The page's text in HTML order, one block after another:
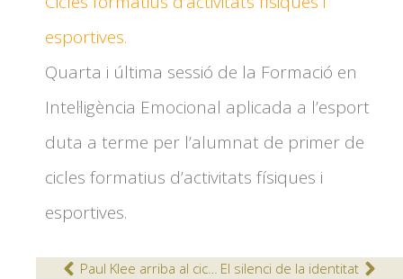
esportives.
Quarta i última sessió de la Formació en
Intel·ligència Emocional aplicada a l’esport
duta a terme per l’alumnat de primer de
cicles formatius d’activitats físiques i
esportives.
Paul Klee arriba al cicle inicial El silenci de la identitat